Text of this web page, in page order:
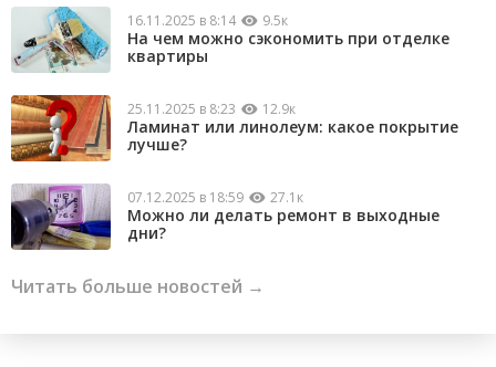
16.11.2025 в 8:14 9.5к
На чем можно сэкономить при отделке
квартиры
25.11.2025 в 8:23 12.9к
Ламинат или линолеум: какое покрытие
лучше?
07.12.2025 в 18:59 27.1к
Можно ли делать ремонт в выходные
дни?
Читать больше новостей →